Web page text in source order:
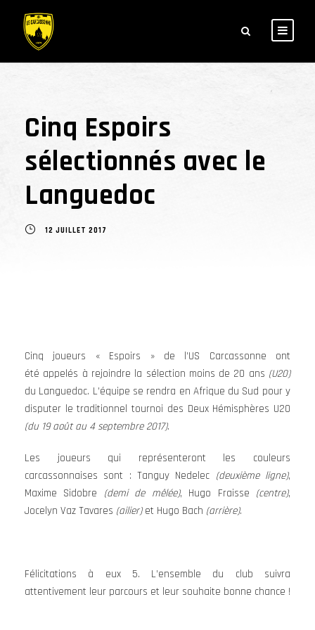
Cinq Espoirs
sélectionnés avec le
Languedoc
12 JUILLET 2017
Cinq joueurs « Espoirs » de l’US Carcassonne ont
été appelés à rejoindre la sélection moins de 20 ans (U20)
du Languedoc. L’équipe se rendra en Afrique du Sud pour y
disputer le traditionnel tournoi des Deux Hémisphères U20
(du 19 août au 4 septembre 2017).
Les joueurs qui représenteront les couleurs
carcassonnaises sont : Tanguy Nedelec (deuxième ligne),
Maxime Sidobre (demi de mêlée), Hugo Fraisse (centre),
Jocelyn Vaz Tavares (ailier)et Hugo Bach (arrière).
Félicitations à eux 5. L’ensemble du club suivra
attentivement leur parcours et leur souhaite bonne chance !